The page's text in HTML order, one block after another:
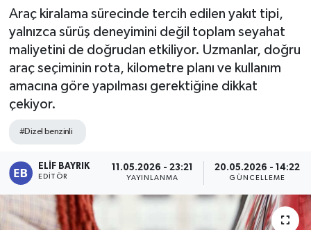
Araç kiralama sürecinde tercih edilen yakıt tipi,
yalnızca sürüş deneyimini değil toplam seyahat
maliyetini de doğrudan etkiliyor. Uzmanlar, doğru
araç seçiminin rota, kilometre planı ve kullanım
amacına göre yapılması gerektiğine dikkat
çekiyor.
#Dizel benzinli
ELIF BAYRIK
EDITÖR
11.05.2026 - 23:21
YAYINLANMA
20.05.2026 - 14:22
GÜNCELLEME
Tüm Manşetler
Son Dakika Haberleri
Haber Arşivi